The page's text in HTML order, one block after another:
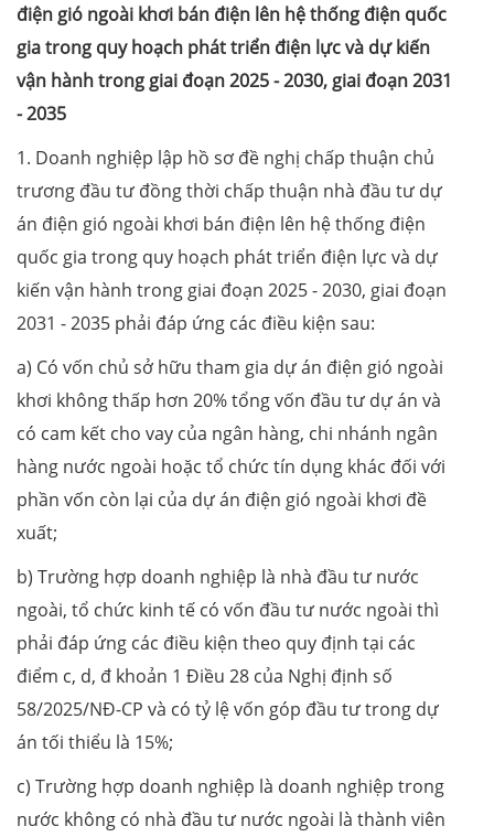
điện gió ngoài khơi bán điện lên hệ thống điện quốc
gia trong quy hoạch phát triển điện lực và dự kiến
vận hành trong giai đoạn 2025 - 2030, giai đoạn 2031
- 2035
1. Doanh nghiệp lập hồ sơ đề nghị chấp thuận chủ
trương đầu tư đồng thời chấp thuận nhà đầu tư dự
án điện gió ngoài khơi bán điện lên hệ thống điện
quốc gia trong quy hoạch phát triển điện lực và dự
kiến vận hành trong giai đoạn 2025 - 2030, giai đoạn
2031 - 2035 phải đáp ứng các điều kiện sau:
a) Có vốn chủ sở hữu tham gia dự án điện gió ngoài
khơi không thấp hơn 20% tổng vốn đầu tư dự án và
có cam kết cho vay của ngân hàng, chi nhánh ngân
hàng nước ngoài hoặc tổ chức tín dụng khác đối với
phần vốn còn lại của dự án điện gió ngoài khơi đề
xuất;
b) Trường hợp doanh nghiệp là nhà đầu tư nước
ngoài, tổ chức kinh tế có vốn đầu tư nước ngoài thì
phải đáp ứng các điều kiện theo quy định tại các
điểm c, d, đ khoản 1 Điều 28 của Nghị định số
58/2025/NĐ-CP và có tỷ lệ vốn góp đầu tư trong dự
án tối thiểu là 15%;
c) Trường hợp doanh nghiệp là doanh nghiệp trong
nước không có nhà đầu tư nước ngoài là thành viên